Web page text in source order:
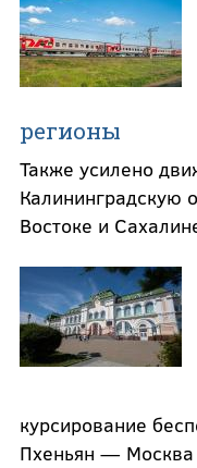
регионы
Также усилено
Калининградскую
Востоке и
курсирование
Пхеньян —